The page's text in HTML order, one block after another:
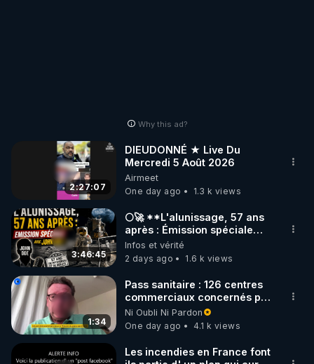
Why this ad?
2:27:07
DIEUDONNÉ ★ Live Du
Mercredi 5 Août 2026
Airmeet
One day ago
1.3 k views
3:46:45
🌕🚀 **L'alunissage, 57 ans
après : Émission spéciale
avec John Doe !** 👨 🚀✨
Infos et vérité
2 days ago
1.6 k views
1:34
Pass sanitaire : 126 centres
commerciaux concernés par
l'obligation dans toute la
France
Ni Oubli Ni Pardon
One day ago
4.1 k views
Les incendies en France font